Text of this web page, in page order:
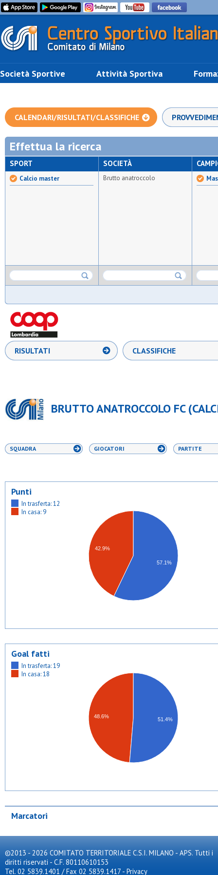
Società Sportive Attività Sportiva
CALENDARI/RISULTATI/CLASSIFICHE
Effettua la ricerca
SPORT
Calcio master
SOCIETÀ
Brutto anatroccolo
RISULTATI CLASSIFICHE
BRUTTO ANATROCCOLO FC
SQUADRA GIOCATORI PARTITE
42.9%
57.1%
Punti
In trasferta: 12
In casa: 9
48.6% 51.4%
Goal fatti
In trasferta: 19
In casa: 18
Marcatori
©2013 - 2026 COMITATO TERRITORIALE C.S.I. MILANO - APS. Tutti i
diritti riservati - C.F. 80110610153
Tel. 02 5839.1401 / Fax 02 5839.1417 - Privacy